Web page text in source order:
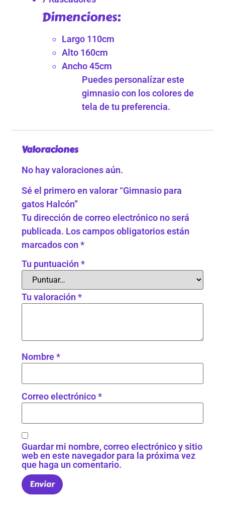
Dimenciones:
Largo 110cm
Alto 160cm
Ancho 45cm
Puedes personalízar este
gimnasio con los colores de
tela de tu preferencia.
Valoraciones
No hay valoraciones aún.
Sé el primero en valorar “Gimnasio para
gatos Halcón”
Tu dirección de correo electrónico no será
publicada. Los campos obligatorios están
marcados con*
Tu puntuación*
Tu valoración*
Nombre*
Correo electrónico*
Guardar mi nombre, correo electrónico y sitio
web en este navegador para la próxima vez
que haga un comentario.